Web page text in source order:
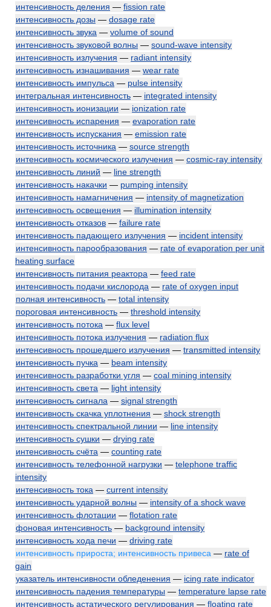
интенсивность деления — fission rate
интенсивность дозы — dosage rate
интенсивность звука — volume of sound
интенсивность звуковой волны — sound-wave intensity
интенсивность излучения — radiant intensity
интенсивность изнашивания — wear rate
интенсивность импульса — pulse intensity
интегральная интенсивность — integrated intensity
интенсивность ионизации — ionization rate
интенсивность испарения — evaporation rate
интенсивность испускания — emission rate
интенсивность источника — source strength
интенсивность космического излучения — cosmic-ray intensity
интенсивность линий — line strength
интенсивность накачки — pumping intensity
интенсивность намагничения — intensity of magnetization
интенсивность освещения — illumination intensity
интенсивность отказов — failure rate
интенсивность падающего излучения — incident intensity
интенсивность парообразования — rate of evaporation per unit
heating surface
интенсивность питания реактора — feed rate
интенсивность подачи кислорода — rate of oxygen input
полная интенсивность — total intensity
пороговая интенсивность — threshold intensity
интенсивность потока — flux level
интенсивность потока излучения — radiation flux
интенсивность прошедшего излучения — transmitted intensity
интенсивность пучка — beam intensity
интенсивность разработки угля — coal mining intensity
интенсивность света — light intensity
интенсивность сигнала — signal strength
интенсивность скачка уплотнения — shock strength
интенсивность спектральной линии — line intensity
интенсивность сушки — drying rate
интенсивность счёта — counting rate
интенсивность телефонной нагрузки — telephone traffic
intensity
интенсивность тока — current intensity
интенсивность ударной волны — intensity of a shock wave
интенсивность флотации — flotation rate
фоновая интенсивность — background intensity
интенсивность хода печи — driving rate
интенсивность прироста; интенсивность привеса — rate of
gain
указатель интенсивности обледенения — icing rate indicator
интенсивность падения температуры — temperature lapse rate
интенсивность астатического регулирования — floating rate